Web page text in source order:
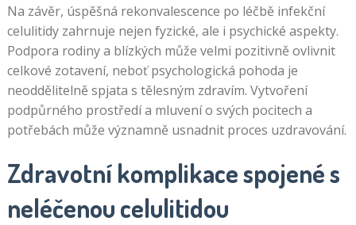
Na závěr, úspěšná rekonvalescence po léčbě infekční
celulitidy zahrnuje nejen fyzické, ale i psychické aspekty.
Podpora rodiny a blízkých může velmi pozitivně ovlivnit
celkové zotavení, neboť psychologická pohoda je
neoddělitelně spjata s tělesným zdravím. Vytvoření
podpůrného prostředí a mluvení o svých pocitech a
potřebách může významně usnadnit proces uzdravování.
Zdravotní komplikace spojené s
neléčenou celulitidou